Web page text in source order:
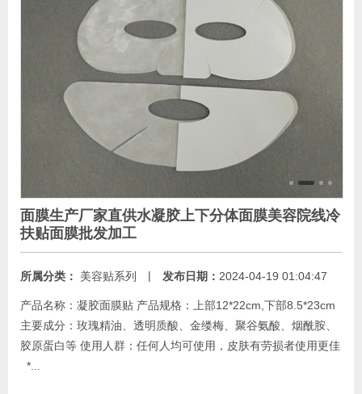
面膜生产厂家直供水凝胶上下分体面膜美容院线冷
扶贴面膜批发加工
所属分类： 美容贴系列 | 发布日期： 2024-04-19 01:04:47
产品名称：凝胶面膜贴 产品规格：上部12*22cm,下部8.5*23cm
主要成分：玫瑰精油、透明质酸、金缕梅、聚谷氨酸、烟酰胺、
胶原蛋白等 使用人群：任何人均可使用，皮肤有劳损者使用更佳
*...